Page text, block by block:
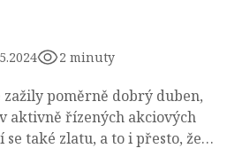
2 minuty
zažily poměrně dobrý duben,
aktivně řízených akciových
také zlatu, a to i přesto, že